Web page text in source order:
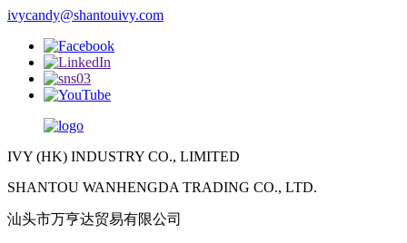
ivycandy@shantouivy.com
IVY (HK) INDUSTRY CO., LIMITED
SHANTOU WANHENGDA TRADING CO., LTD.
汕头市万亨达贸易有限公司